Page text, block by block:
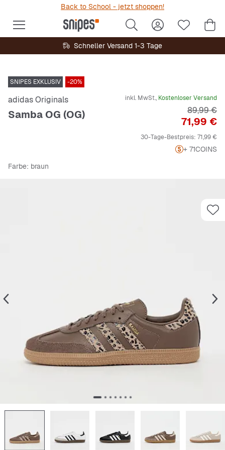
Back to School - jetzt shoppen!
Schneller Versand 1-3 Tage
SNIPES EXKLUSIV -20%
adidas Originals
Samba OG (OG)
inkl. MwSt., Kostenloser Versand
Preis
71,99 €
89,99 €
30-Tage-Bestpreis: 71,99 €
+ 71COINS
Farbe: braun